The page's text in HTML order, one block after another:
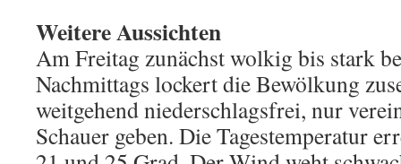
Weitere Aussichten
Am Freitag zunächst wolkig bis stark
Nachmittags lockert die Bewölkung
weitgehend niederschlagsfrei, nur
Schauer geben. Die Tagestemperatur